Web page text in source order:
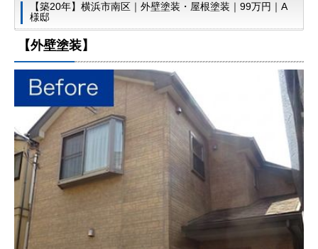
【築20年】横浜市南区｜外壁塗装・屋根塗装｜99万円｜A
様邸
【外壁塗装】